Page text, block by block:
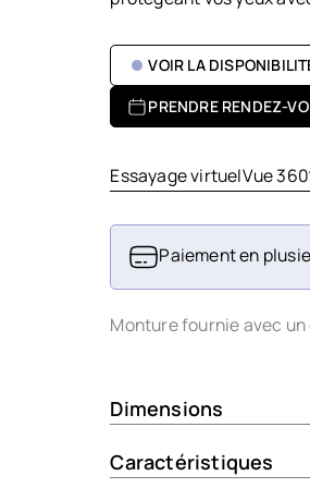
VOIR LA
PRENDRE RENDEZ-
Essayage virtuelVue
Paiement en
Monture fournie avec
Dimensions
Caractéristiques